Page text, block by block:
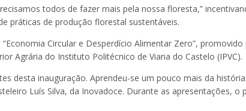
todos de fazer mais pela nossa floresta,”
práticas de produção florestal sustentáveis.
Circular e Desperdício Alimentar Zero”,
Agrária do Instituto Politécnico de Viana do Castelo (IPVC).
desta inauguração. Aprendeu-se um pouco mais da
Luís Silva, da Inovadoce. Durante as apresentações,